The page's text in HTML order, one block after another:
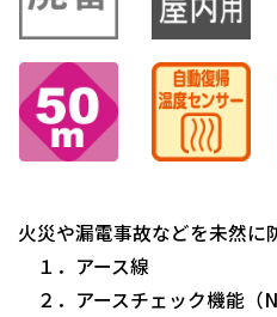
火災や漏電事故などを未然に
１．アース線
２．アースチェック機能（